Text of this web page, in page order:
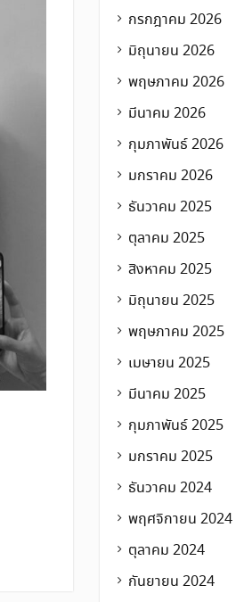
กรกฎาคม 2026
มิถุนายน 2026
พฤษภาคม 2026
มีนาคม 2026
กุมภาพันธ์ 2026
มกราคม 2026
ธันวาคม 2025
ตุลาคม 2025
สิงหาคม 2025
มิถุนายน 2025
พฤษภาคม 2025
เมษายน 2025
มีนาคม 2025
กุมภาพันธ์ 2025
มกราคม 2025
ธันวาคม 2024
พฤศจิกายน 2024
ตุลาคม 2024
กันยายน 2024